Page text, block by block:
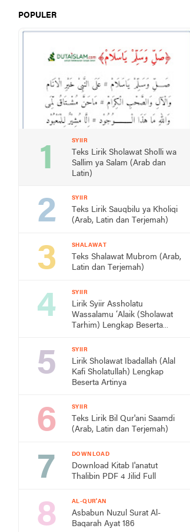
POPULER
SYIIR
Teks Lirik Sholawat Sholli wa
Sallim ya Salam (Arab dan
Latin)
SYIIR
Teks Lirik Sauqbilu ya Kholiqi
(Arab, Latin dan Terjemah)
SHALAWAT
Teks Shalawat Mubrom (Arab,
Latin dan Terjemah)
SYIIR
Lirik Syiir Assholatu
Wassalamu ‘Alaik (Sholawat
Tarhim) Lengkap Beserta
SYIIR
Lirik Sholawat Ibadallah (Alal
Kafi Sholatullah) Lengkap
Beserta Artinya
SYIIR
Teks Lirik Bil Qur'ani Saamdi
(Arab, Latin dan Terjemah)
DOWNLOAD
Download Kitab I'anatut
Thalibin PDF 4 Jilid Full
AL-QUR'AN
Asbabun Nuzul Surat Al-
Baqarah Ayat 186